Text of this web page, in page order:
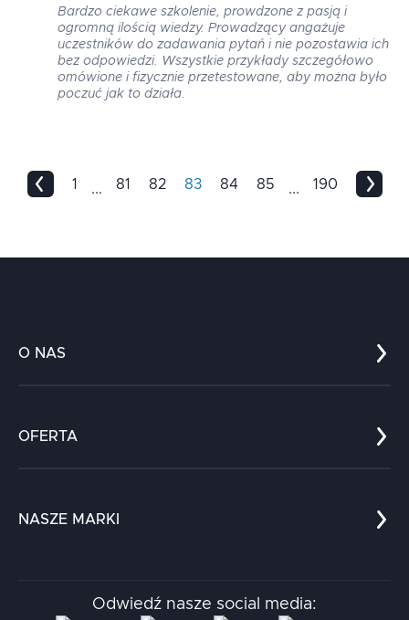
Bardzo ciekawe szkolenie, prowdzone z pasją i
ogromną ilością wiedzy. Prowadzący angażuje
uczestników do zadawania pytań i nie pozostawia ich
bez odpowiedzi. Wszystkie przykłady szczegółowo
omówione i fizycznie przetestowane, aby można było
poczuć jak to działa.
1 ... 81 82 83 84 85 ... 190
O NAS
Kariera
Kontakt
OFERTA
Chatboty
NASZE MARKI
AidaptaOdwiedź nasze social media: